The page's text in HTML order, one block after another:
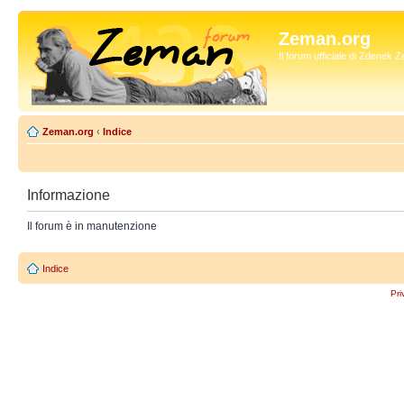
Zeman.org
Il forum ufficiale di Zdenek
Zeman.org ‹ Indice
Informazione
Il forum è in manutenzione
Indice